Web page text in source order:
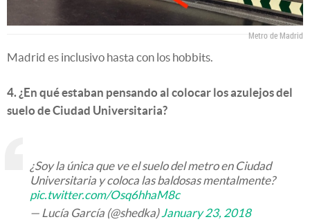
Metro de Madrid
Madrid es inclusivo hasta con los hobbits.
4. ¿En qué estaban pensando al colocar los azulejos del
suelo de Ciudad Universitaria?
¿Soy la única que ve el suelo del metro en Ciudad
Universitaria y coloca las baldosas mentalmente?
pic.twitter.com/Osq6hhaM8c
— Lucía García (@shedka)January 23, 2018